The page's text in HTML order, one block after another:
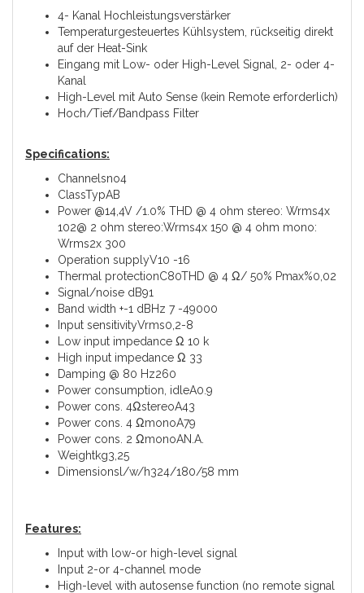
4- Kanal Hochleistungsverstärker
Temperaturgesteuertes Kühlsystem, rückseitig direkt
auf der Heat-Sink
Eingang mit Low- oder High-Level Signal, 2- oder 4-
Kanal
High-Level mit Auto Sense (kein Remote erforderlich)
Hoch/Tief/Bandpass Filter
Specifications:
Channelsno4
ClassTypAB
Power @14,4V /1.0% THD @ 4 ohm stereo: Wrms4x
102@ 2 ohm stereo:Wrms4x 150 @ 4 ohm mono:
Wrms2x 300
Operation supplyV10 -16
Thermal protectionC80THD @ 4 Ω/ 50% Pmax%0,02
Signal/noise dB91
Band width +-1 dBHz 7 -49000
Input sensitivityVrms0,2-8
Low input impedance Ω 10 k
High input impedance Ω 33
Damping @ 80 Hz260
Power consumption, idleA0.9
Power cons. 4ΩstereoA43
Power cons. 4 ΩmonoA79
Power cons. 2 ΩmonoAN.A.
Weightkg3,25
Dimensionsl/w/h324/180/58 mm
Features:
Input with low-or high-level signal
Input 2-or 4-channel mode
High-level with autosense function (no remote signal